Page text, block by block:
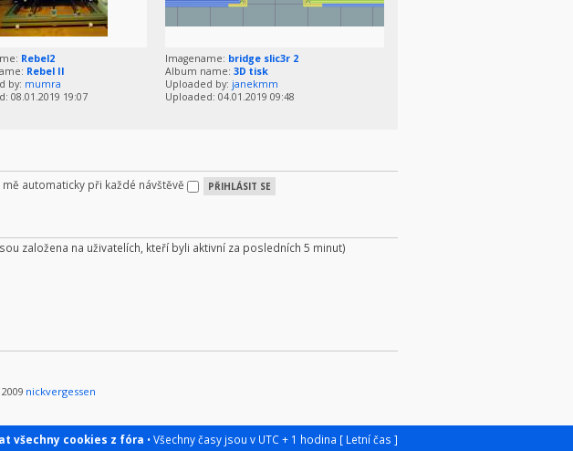
Rebel2
Rebel II
by: mumra
08.01.2019 19:07
Imagename: bridge slic3r 2
Album name: 3D tisk
Uploaded by: janekmm
Uploaded: 04.01.2019 09:48
mě automaticky při každé návštěvě
založena na uživatelích, kteří byli aktivní za posledních 5 minut)
nickvergessen
všechny cookies z fóra • Všechny časy jsou v UTC + 1 hodina [ Letní čas ]